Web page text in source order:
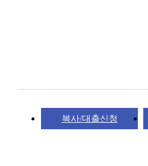
복사/대출신청